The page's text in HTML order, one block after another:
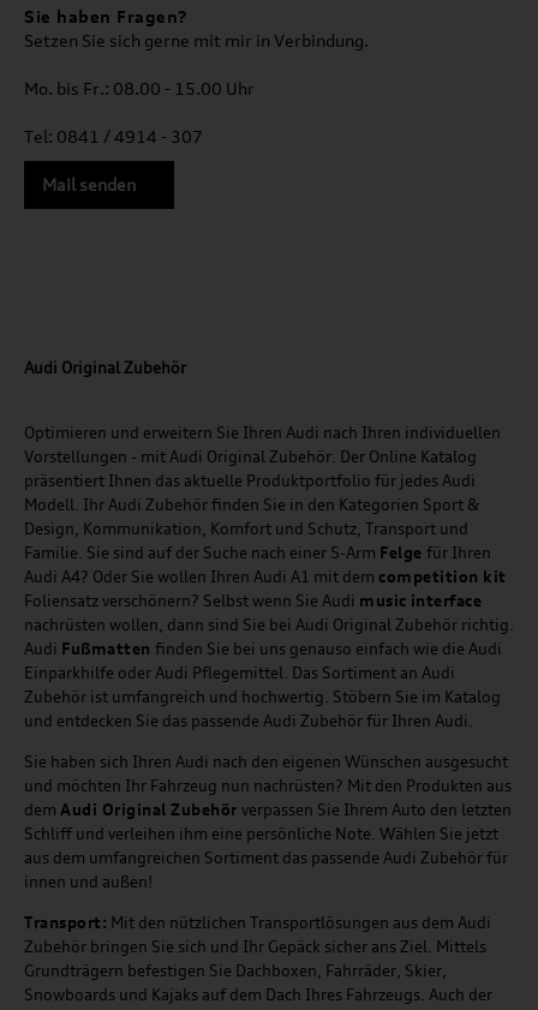
Sie haben Fragen?
Setzen Sie sich gerne mit mir in Verbindung.
Mo. bis Fr.: 08.00 - 15.00 Uhr
Tel: 0841 / 4914 - 307
Mail senden
Audi Original Zubehör
Optimieren und erweitern Sie Ihren Audi nach Ihren individuellen
Vorstellungen - mit Audi Original Zubehör. Der Online Katalog
präsentiert Ihnen das aktuelle Produktportfolio für jedes Audi
Modell. Ihr Audi Zubehör finden Sie in den Kategorien Sport &
Design, Kommunikation, Komfort und Schutz, Transport und
Familie. Sie sind auf der Suche nach einer 5-Arm Felge für Ihren
Audi A4? Oder Sie wollen Ihren Audi A1 mit dem competition kit
Foliensatz verschönern? Selbst wenn Sie Audi music interface
nachrüsten wollen, dann sind Sie bei Audi Original Zubehör richtig.
Audi Fußmatten finden Sie bei uns genauso einfach wie die Audi
Einparkhilfe oder Audi Pflegemittel. Das Sortiment an Audi
Zubehör ist umfangreich und hochwertig. Stöbern Sie im Katalog
und entdecken Sie das passende Audi Zubehör für Ihren Audi.
Sie haben sich Ihren Audi nach den eigenen Wünschen ausgesucht
und möchten Ihr Fahrzeug nun nachrüsten? Mit den Produkten aus
dem Audi Original Zubehör verpassen Sie Ihrem Auto den letzten
Schliff und verleihen ihm eine persönliche Note. Wählen Sie jetzt
aus dem umfangreichen Sortiment das passende Audi Zubehör für
innen und außen!
Transport: Mit den nützlichen Transportlösungen aus dem Audi
Zubehör bringen Sie sich und Ihr Gepäck sicher ans Ziel. Mittels
Grundträgern befestigen Sie Dachboxen, Fahrräder, Skier,
Snowboards und Kajaks auf dem Dach Ihres Fahrzeugs. Auch der